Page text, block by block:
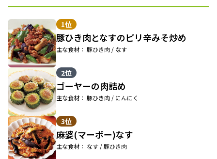
1位
豚ひき肉となすのピリ辛みそ炒め
主な食材： 豚ひき肉 / なす
2位
ゴーヤーの肉詰め
主な食材： 豚ひき肉 / にんにく
3位
麻婆(マーボー)なす
主な食材： なす / 豚ひき肉